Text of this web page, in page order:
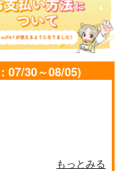
LACKGAKIBOX2025
珈琲紳士の部屋
3,144円（税込）
07/30～08/05)
もっとみる